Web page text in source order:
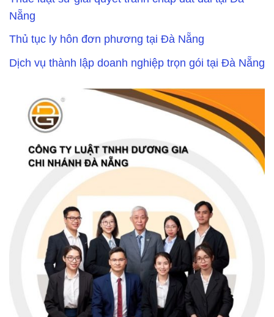
Nẵng
Thủ tục ly hôn đơn phương tại Đà Nẵng
Dịch vụ thành lập doanh nghiệp trọn gói tại Đà Nẵng